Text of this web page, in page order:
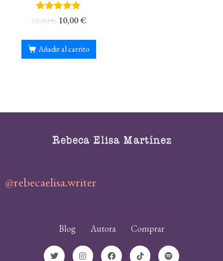
Valorado
con
12,00€ 10,00€
Añadir al carrito
@rebecaelisa.writer
Blog Autora Comprar